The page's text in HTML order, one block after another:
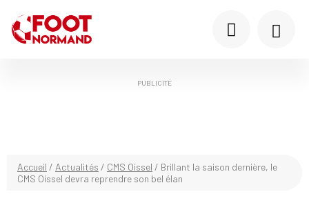
PUBLICITÉ
Accueil / Actualités / CMS Oissel / Brillant la saison dernière, le
CMS Oissel devra reprendre son bel élan